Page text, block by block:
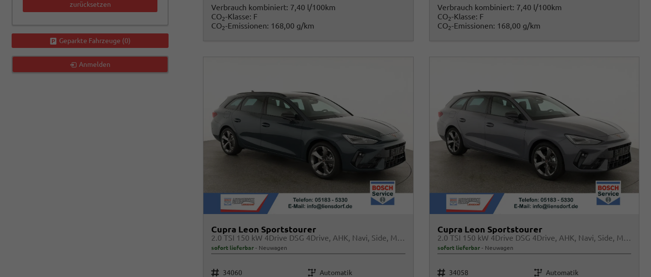
Verbrauch kombiniert: 7,40 l/100km
CO2-Klasse: F
CO2-Emissionen: 168,00 g/km
Verbrauch kombiniert: 7,40 l/100km
CO2-Klasse: F
CO2-Emissionen: 168,00 g/km
Cupra Leon Sportstourer
2.0 TSI 150 kW 4Drive DSG 4Drive, AHK, Navi, Side, Matrix, el. Klappe, 18-Zoll, 5 J.-Garantie
sofort lieferbar Neuwagen
Fahrzeugnr. 34060 Getriebe Automatik
Cupra Leon Sportstourer
2.0 TSI 150 kW 4Drive DSG 4Drive, AHK, Navi, Side, Matrix, el. Klappe, 18-Zoll, 5 J.-Garantie
sofort lieferbar Neuwagen
Fahrzeugnr. 34058 Getriebe Automatik
zurücksetzen
Geparkte Fahrzeuge (0)
Anmelden